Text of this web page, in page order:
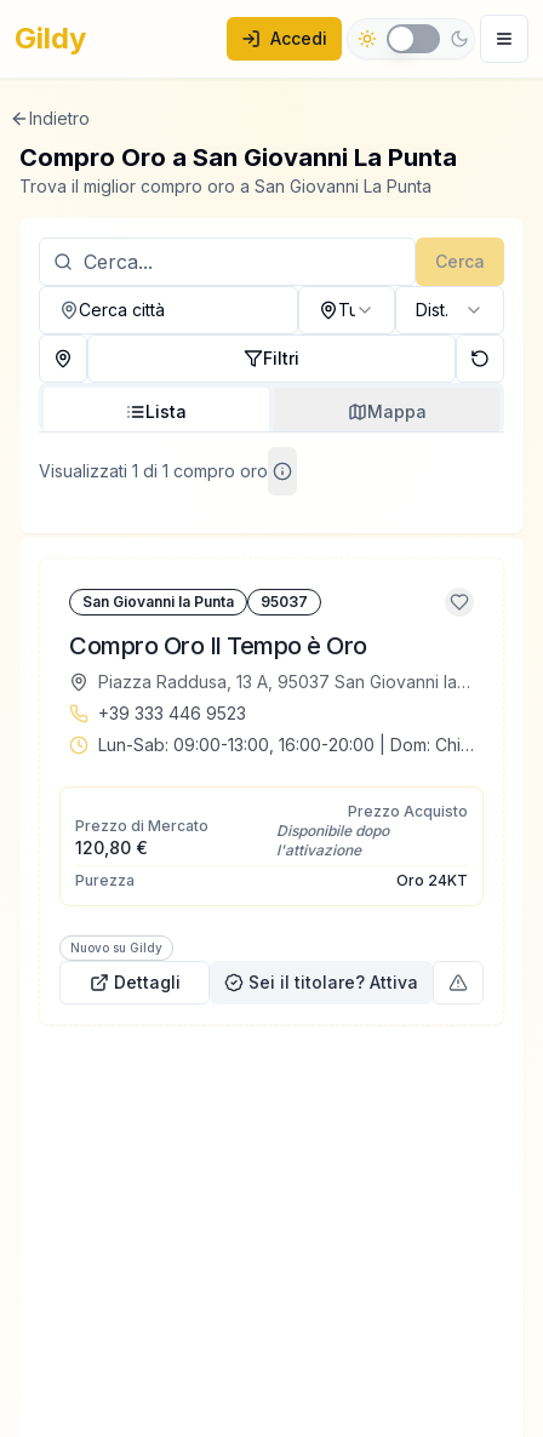
Gildy Accedi
Indietro
Compro Oro a San Giovanni La Punta
Trova il miglior compro oro a San Giovanni La Punta
Cerca
Cerca città Tutti Dist.
Filtri
Lista Mappa
Visualizzati 1 di 1 compro oro
San Giovanni la Punta 95037
Compro Oro Il Tempo è Oro
Piazza Raddusa, 13 A, 95037 San Giovanni la Punta CT, Italia
+39 333 446 9523
Lun-Sab: 09:00-13:00, 16:00-20:00 | Dom: Chiuso
Prezzo di Mercato
120,80 €
Prezzo Acquisto
Disponibile dopo
l'attivazione
Purezza
Oro 24KT
Nuovo su Gildy
Dettagli Sei il titolare? Attiva